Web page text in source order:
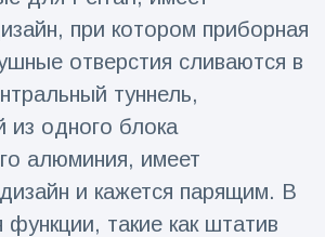
при котором приборная
отверстия сливаются в
туннель,
из одного блока
алюминия, имеет
и кажется парящим. В
функции, такие как штатив